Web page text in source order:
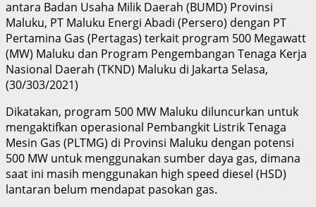
antara Badan Usaha Milik Daerah (BUMD) Provinsi
Maluku, PT Maluku Energi Abadi (Persero) dengan PT
Pertamina Gas (Pertagas) terkait program 500 Megawatt
(MW) Maluku dan Program Pengembangan Tenaga Kerja
Nasional Daerah (TKND) Maluku di Jakarta Selasa,
(30/303/2021)
Dikatakan, program 500 MW Maluku diluncurkan untuk
mengaktifkan operasional Pembangkit Listrik Tenaga
Mesin Gas (PLTMG) di Provinsi Maluku dengan potensi
500 MW untuk menggunakan sumber daya gas, dimana
saat ini masih menggunakan high speed diesel (HSD)
lantaran belum mendapat pasokan gas.